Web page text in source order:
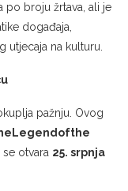
po broju žrtava, ali je
događaja,
utjecaja na kulturu.
pažnju. Ovog
se otvara 25. srpnja